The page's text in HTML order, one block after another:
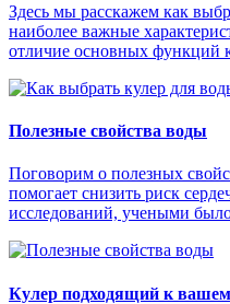
Здесь мы расскажем как
наиболее важные
отличие основных функций
Полезные свойства воды
Поговорим о полезных
помогает снизить риск
исследований, учеными
Кулер подходящий к